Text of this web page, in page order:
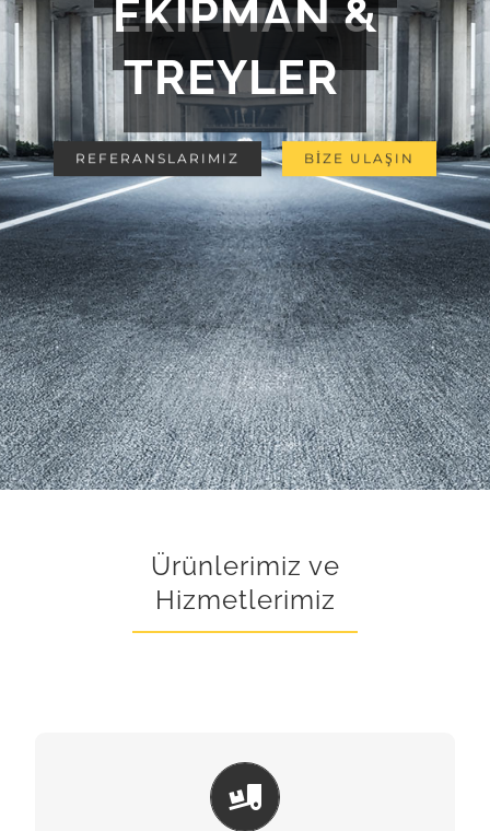
EKİPMAN &
TREYLER
REFERANSLARIMIZ BİZE ULAŞIN
Ürünlerimiz ve
Hizmetlerimiz
ARAÇ ÜSTÜ EKIPMANLAR